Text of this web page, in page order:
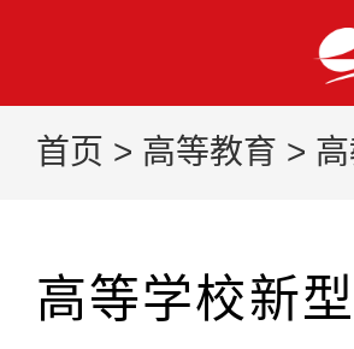
首页 > 高等教育 >
高等学校新